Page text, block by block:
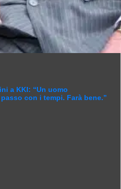
a KKI: “Un uomo
con i tempi. Farà bene.”